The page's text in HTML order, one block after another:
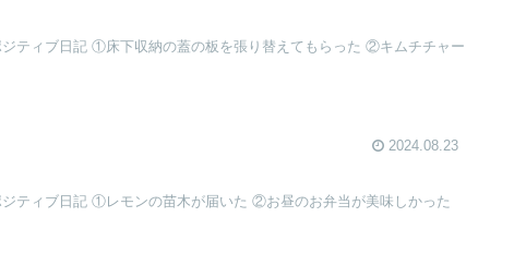
ティブ日記 ①床下収納の蓋の板を張り替えてもらった ②キムチチャー
2024.08.23
ティブ日記 ①レモンの苗木が届いた ②お昼のお弁当が美味しかった